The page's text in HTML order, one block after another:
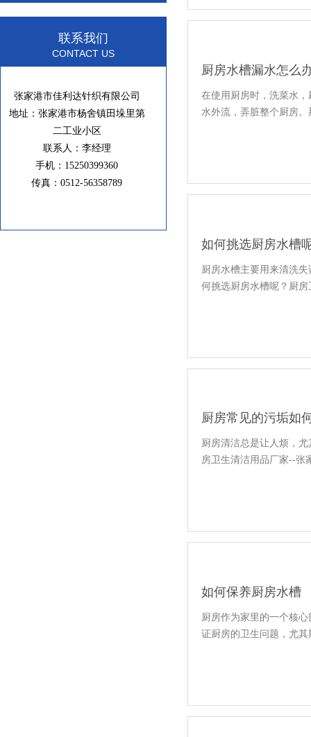
联系我们
CONTACT US
张家港市佳利达针织有限公司
地址：张家港市杨舍镇田垛里第
二工业小区
联系人：李经理
手机：15250399360
传真：0512-56358789
厨房水槽漏水怎么
在使用厨房时，洗菜水
水外流，弄脏整个厨房
如何挑选厨房水槽
厨房水槽主要用来清洗
何挑选厨房水槽呢？厨
厨房常见的污垢如
厨房清洁总是让人烦，
房卫生清洁用品厂家--
如何保养厨房水槽
厨房作为家里的一个核
证厨房的卫生问题，尤